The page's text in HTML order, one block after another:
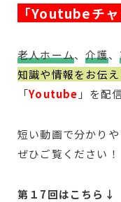
「Youtubeチ
老人ホーム、介護、
知識や情報をお伝
「Youtube 」を配
短い動画で分かり
ぜひご覧ください！
第１7回はこちら